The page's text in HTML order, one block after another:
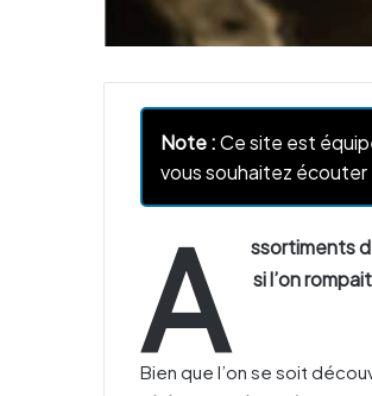
Note :Ce site est
vous souhaitez
A
ssortiments
si l’on
Bien que l’on se soit